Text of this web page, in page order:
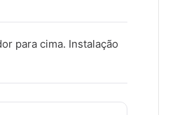
para cima. Instalação